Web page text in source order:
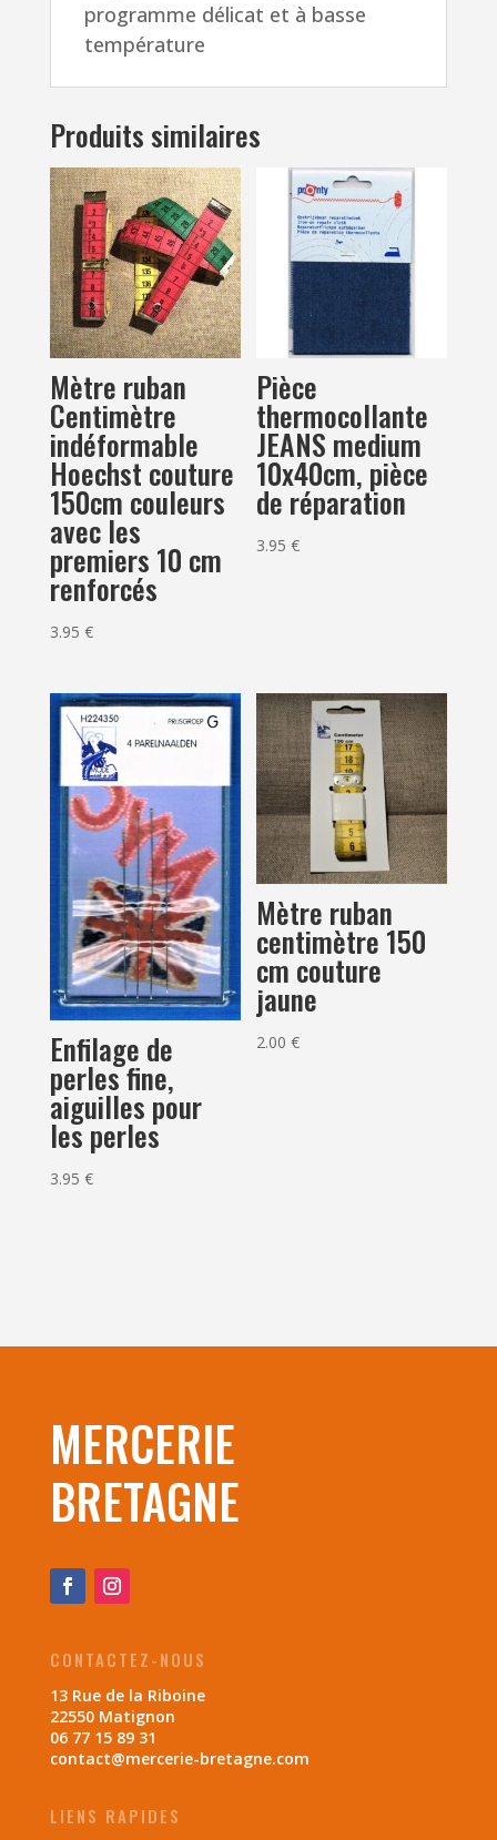
programme délicat et à basse
température
Produits similaires
Mètre ruban
Centimètre
indéformable
Hoechst couture
150cm couleurs
avec les
premiers 10 cm
renforcés
3.95 €
Pièce
thermocollante
JEANS medium
10x40cm, pièce
de réparation
3.95€
Enfilage de
perles fine,
aiguilles pour
les perles
3.95 €
Mètre ruban
centimètre 150
cm couture
jaune
2.00€
MERCERIE
BRETAGNE
CONTACTEZ-NOUS
13 Rue de la Riboine
22550 Matignon
06 77 15 89 31
contact@mercerie-bretagne.com
LIENS RAPIDES